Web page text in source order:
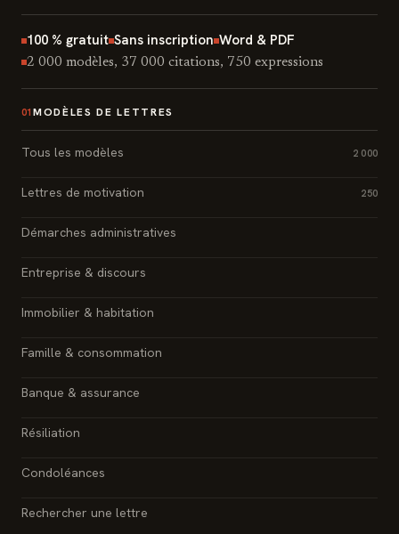
100 % gratuit Sans inscription Word & PDF
2 000 modèles, 37 000 citations, 750 expressions
01 MODÈLES DE LETTRES
Tous les modèles 2 000
Lettres de motivation 250
Démarches administratives
Entreprise & discours
Immobilier & habitation
Famille & consommation
Banque & assurance
Résiliation
Condoléances
Rechercher une lettre